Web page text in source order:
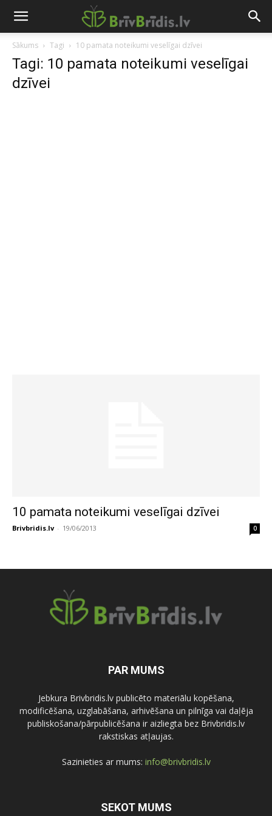
Sākums Tagi 10 pamata noteikumi veselīgai dzīvei
Tagi: 10 pamata noteikumi veselīgai
dzīvei
10 pamata noteikumi veselīgai dzīvei
Brivbridis.lv - 19/06/2013 0
PAR MUMS
Jebkura Brivbridis.lv publicēto materiālu kopēšana,
modificēšana, uzglabāšana, arhivēšana un pilnīga vai daļēja
publiskošana/pārpublicēšana ir aizliegta bez Brivbridis.lv
rakstiskas atļaujas.
Sazinieties ar mums: info@brivbridis.lv
SEKOT MUMS